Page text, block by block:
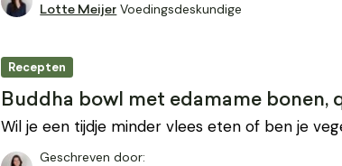
Lotte Meijer Voedingsdeskundige
Recepten
Buddha bowl met edamame bonen,
Wil je een tijdje minder vlees eten of ben je
Geschreven door: